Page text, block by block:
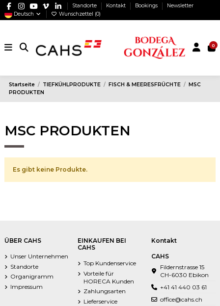
Standorte Kontakt Bookings
Newsletter
Deutsch
Wunschzettel (0)
0
Startseite TIEFKÜHLPRODUKTE FISCH & MEERESFRÜCHTE
MSC
PRODUKTEN
MSC PRODUKTEN
Es gibt keine Produkte.
ÜBER CAHS
Unser Unternehmen
Standorte
Organigramm
Impressum
EINKAUFEN BEI
CAHS
Top Kundenservice
Vorteile für
HORECA Kunden
Zahlungsarten
Lieferservice
Kontakt
CAHS
Fildernstrasse 15
CH-6030 Ebikon
+41 41 440 03 61
office@cahs.ch